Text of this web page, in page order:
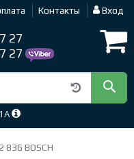
Контакты Вход
27
27
836 BOSCH